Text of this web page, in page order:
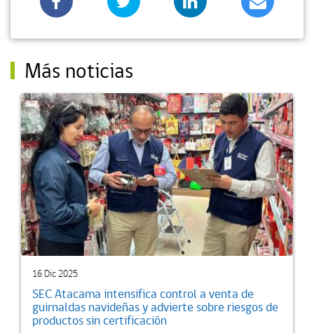
Más noticias
16 Dic 2025
SEC Atacama intensifica control a venta de
guirnaldas navideñas y advierte sobre riesgos de
productos sin certificación